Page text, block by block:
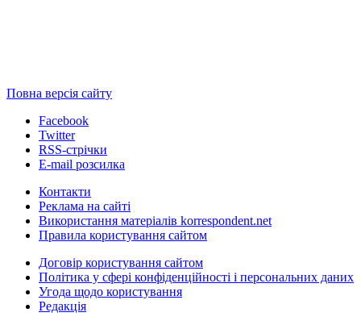
Повна версія сайту
Facebook
Twitter
RSS-стрічки
E-mail розсилка
Контакти
Реклама на сайті
Використання матеріалів korrespondent.net
Правила користування сайтом
Договір користування сайтом
Політика у сфері конфіденційності і персональних даних
Угода щодо користування
Редакція